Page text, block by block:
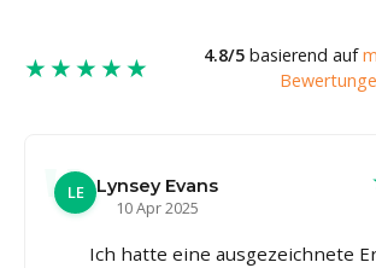
★★★★★ 4.8/5basierend auf
LE
Lynsey Evans
10 Apr 2025
Ich hatte eine ausgezeichnete